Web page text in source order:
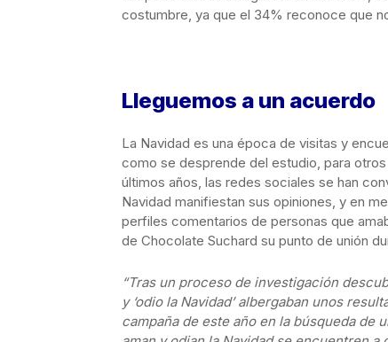
costumbre, ya que el 34% reconoce que
Lleguemos a un acuerdo
La Navidad es una época de visitas y
como se desprende del estudio, para
últimos años, las redes sociales se han
Navidad manifiestan sus opiniones, y en
perfiles comentarios de personas que
de Chocolate Suchard su punto de unión
“Tras un proceso de investigación
y ‘odio la Navidad’ albergaban unos
campaña de este año en la búsqueda de